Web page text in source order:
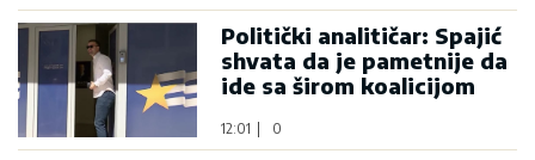
Politički analitičar: Spajić
shvata da je pametnije da
ide sa širom koalicijom
12:01 0